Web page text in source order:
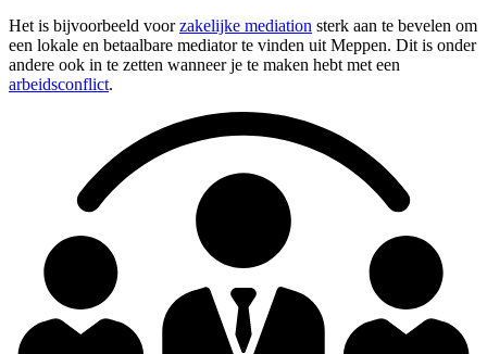
Het is bijvoorbeeld voorzakelijke mediation sterk aan te bevelen om
een lokale en betaalbare mediator te vinden uit Meppen. Dit is onder
andere ook in te zetten wanneer je te maken hebt met een
arbeidsconflict.